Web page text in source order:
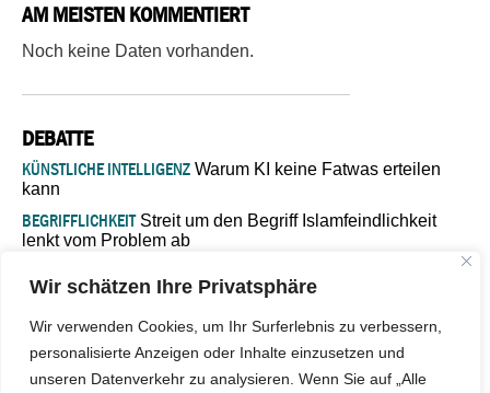
Wir schätzen Ihre Privatsphäre
Wir verwenden Cookies, um Ihr Surferlebnis zu verbessern,
personalisierte Anzeigen oder Inhalte einzusetzen und
unseren Datenverkehr zu analysieren. Wenn Sie auf „Alle
AM MEISTEN KOMMENTIERT
Noch keine Daten vorhanden.
DEBATTE
KÜNSTLICHE INTELLIGENZ Warum KI keine Fatwas erteilen
kann
BEGRIFFLICHKEITStreit um den Begriff Islamfeindlichkeit
lenkt vom Problem ab
Verantwortung bleibt“
ISLAMISCHE FAKULTÄT IN MÜNSTEREine kritische Schwelle für
die deutsche Religionspolitik
GASTBEITRAGWarum die muslimische Welt eine neue